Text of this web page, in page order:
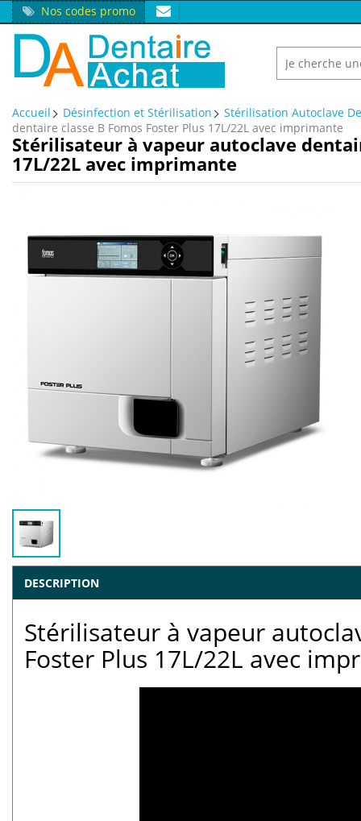
Nos codes promo
Accueil Désinfection et Stérilisation
Stérilisation Autoclave
dentaire classe B Fomos Foster Plus 17L/22L avec imprimante
Stérilisateur à vapeur autoclave
17L/22L avec imprimante
DESCRIPTION
Stérilisateur à vapeur
Foster Plus 17L/22L avec